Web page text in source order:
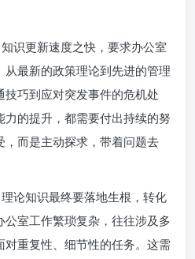
识更新速度之快，要求办公室
从最新的政策理论到先进的管理
巧到应对突发事件的危机处
的提升，都需要付出持续的努
，而是主动探求，带着问题去
论知识最终要落地生根，转化
室工作繁琐复杂，往往涉及多
重复性、细节性的任务。这需